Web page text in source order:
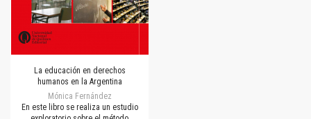
La educación en derechos
humanos en la Argentina
Mónica Fernández
En este libro se realiza un estudio